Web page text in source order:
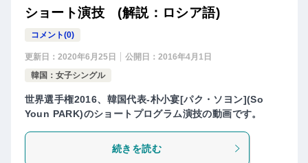
ショート演技 (解説：ロシア語)
コメント(0)
更新日： 2020年6月25日 公開日： 2016年4月1日
韓国：女子シングル
世界選手権2016、韓国代表-朴小宴[パク・ソヨン](So
Youn PARK)のショートプログラム演技の動画です。
続きを読む